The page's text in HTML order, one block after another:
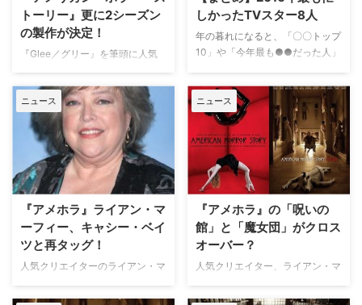
ロードが出演することが分かっ
た。米Screen Cr…
トーリー』更に2シーズン
の製作が決定！
『Glee／グリー』を筆頭に人気
ヒットメーカー、ライアン・マー
フィーとブラッド・ファルチャッ
クが手掛ける『アメリカン・ホラ
ー・ストーリー（以下、アメホ
ラ）』が更に2シーズン更新され
ることが明らかになった。 米
Entertainment Tonightらによる
と、2016年10月にシーズン7…
しかったTVスター8人
年の暮れになると、「〇〇トップ
10」や「今年最も●●だった人」
が、米TV Lineが「2016年最も忙
しかったTVスター25人」を発表
しているので、日本で知名度のあ
る俳優を8人紹介することにした
い。 ・サラ・ポールソン 人気ホ
ラーシリーズ『アメリカン・ホラ
ー・ストーリー』と、ミニシリー
ズ『ア…
ニュース
『アメホラ』ライアン・マ
ーフィー、キャシー・ベイ
ツと再タッグ！
人気クリエイターのライアン・マ
『アメリカン・ホラー・ストーリ
ニュース
『アメホラ』の「呪いの
館」と「魔女団」がクロス
オーバー？
人気クリエイター、ライアン・マ
が手掛ける米FXの大ヒットホラ